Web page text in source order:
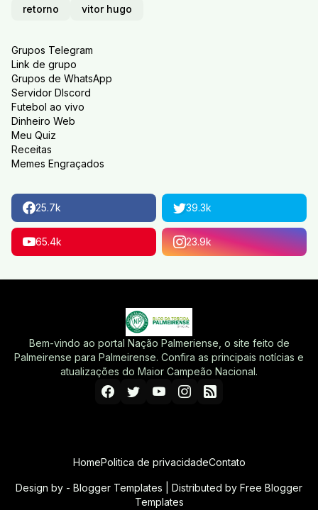
retorno
vitor hugo
Grupos Telegram
Link de grupo
Grupos de WhatsApp
Servidor DIscord
Futebol ao vivo
Dinheiro Web
Meu Quiz
Receitas
Memes Engraçados
25.7k 39.3k
65.4k 23.9k
Bem-vindo ao portal Nação Palmeriense, o site feito de
Palmeirense para Palmeirense. Confira as principais notícias e
atualizações do Maior Campeão Nacional.
Design by - Blogger Templates | Distributed by Free Blogger
Templates
HomePolitica de privacidadeContato